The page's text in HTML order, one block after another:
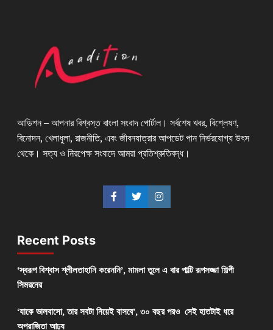
আডিশন – আপনার বিশ্বস্ত বাংলা সংবাদ পোর্টাল। সর্বশেষ খবর, বিশ্লেষণ,
বিনোদন, খেলাধুলা, রাজনীতি, এবং জীবনযাত্রার আপডেট পান নির্ভরযোগ্য উৎস
থেকে। সত্য ও নিরপেক্ষ সংবাদে আমরা প্রতিশ্রুতিবদ্ধ।
Recent Posts
‘স্বরূপ বিশ্বাস শ্লীলতাহানি করেননি’, মামলা তুলে এ বার পাল্টি রূপসজ্জা শিল্পী
সিমরনের
‘যাকে ভালবাসো, তার সবটা নিয়েই বাসবে’, ৩০ বছর পরও সেই হাতটাই ধরে
অপরাজিতা আঢ্য